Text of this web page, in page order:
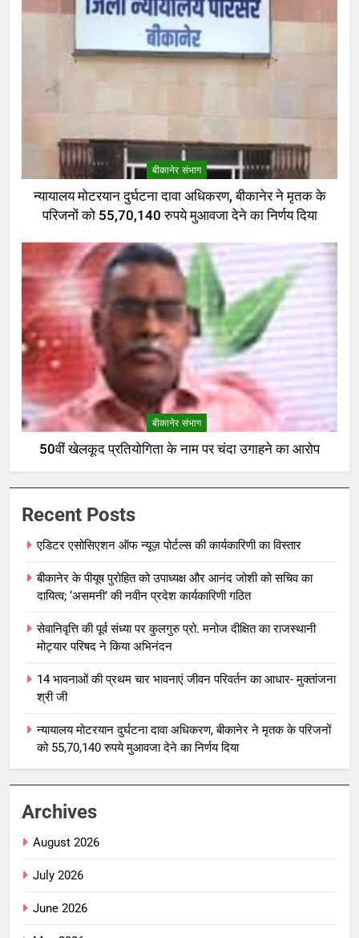
बीकानेर संभाग
न्यायालय मोटरयान दुर्घटना दावा अधिकरण, बीकानेर ने मृतक के
परिजनों को 55,70,140 रुपये मुआवजा देने का निर्णय दिया
बीकानेर संभाग
50वीं खेलकूद प्रतियोगिता के नाम पर चंदा उगाहने का आरोप
Recent Posts
एडिटर एसोसिएशन ऑफ न्यूज़ पोर्टल्स की कार्यकारिणी का विस्तार
बीकानेर के पीयूष पुरोहित को उपाध्यक्ष और आनंद जोशी को सचिव का
दायित्व; ‘असमनी’ की नवीन प्रदेश कार्यकारिणी गठित
सेवानिवृत्ति की पूर्व संध्या पर कुलगुरु प्रो. मनोज दीक्षित का राजस्थानी
मोट्यार परिषद ने किया अभिनंदन
14 भावनाओं की प्रथम चार भावनाएं जीवन परिवर्तन का आधार- मुक्तांजना
श्री जी
न्यायालय मोटरयान दुर्घटना दावा अधिकरण, बीकानेर ने मृतक के परिजनों
को 55,70,140 रुपये मुआवजा देने का निर्णय दिया
Archives
August 2026
July 2026
June 2026